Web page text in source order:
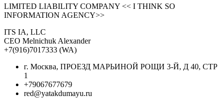
LIMITED LIABILITY COMPANY << I THINK SO
INFORMATION AGENCY>>
ITS IA, LLC
CEO Melnichuk Alexander
+7(916)7017333 (WA)
г. Москва, ПРОЕЗД МАРЬИНОЙ РОЩИ 3-Й, Д 40, СТР
1
+79067677679
red@yatakdumayu.ru